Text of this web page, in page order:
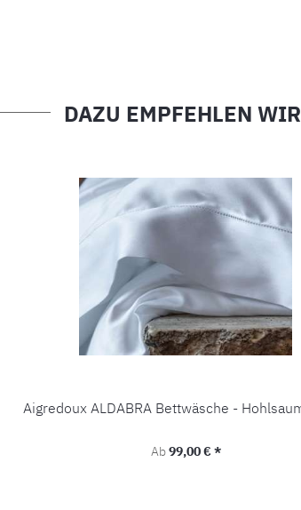
DAZU EMPFEHLEN
Aigredoux ALDABRA Bettwäsche -
Regulärer Preis:
Ab99,00 € *